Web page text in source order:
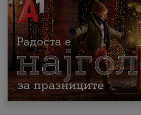
МК EN SQ
Приватни Деловни
Поддршка